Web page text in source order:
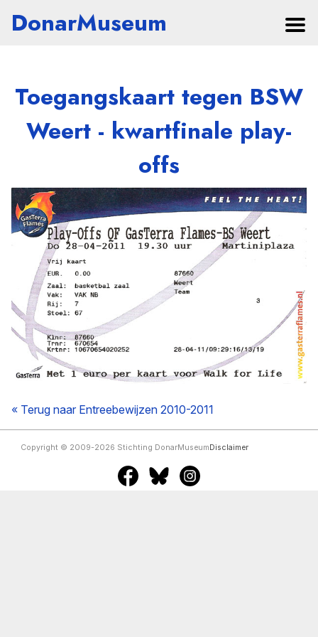
DonarMuseum
Toegangskaart tegen BSW
Weert - kwartfinale play-
offs
« Terug naar Entreebewijzen 2010-2011
Copyright © 2009-2026 Stichting DonarMuseum Disclaimer